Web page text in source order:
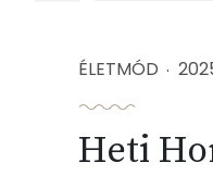
ÉLETMÓD
Heti